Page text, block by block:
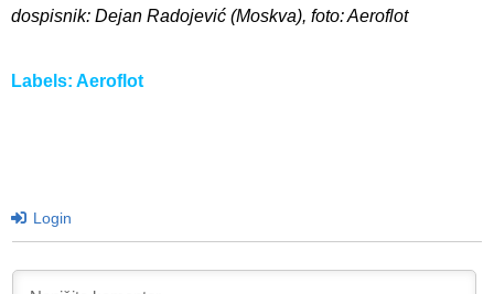
dospisnik: Dejan Radojević (Moskva), foto: Aeroflot
Labels: Aeroflot
Login